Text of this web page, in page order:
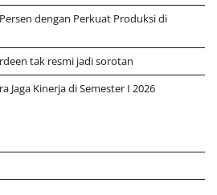
Persen dengan Perkuat Produksi di
tak resmi jadi sorotan
Jaga Kinerja di Semester I 2026